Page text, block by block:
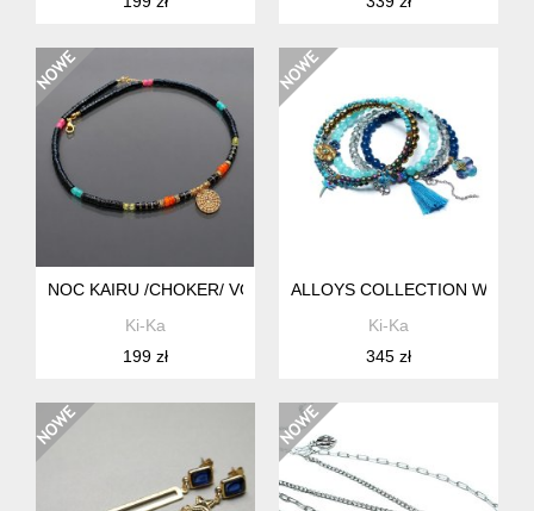
NOC KAIRU /CHOKER/ VOL. 2 - SZLACHETNA KOLEKCJA /
Ki-Ka
199 zł
ALLOYS COLLECTION
Ki-Ka
345 zł